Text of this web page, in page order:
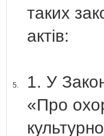
таких
актів:
5.
1. У
«Про